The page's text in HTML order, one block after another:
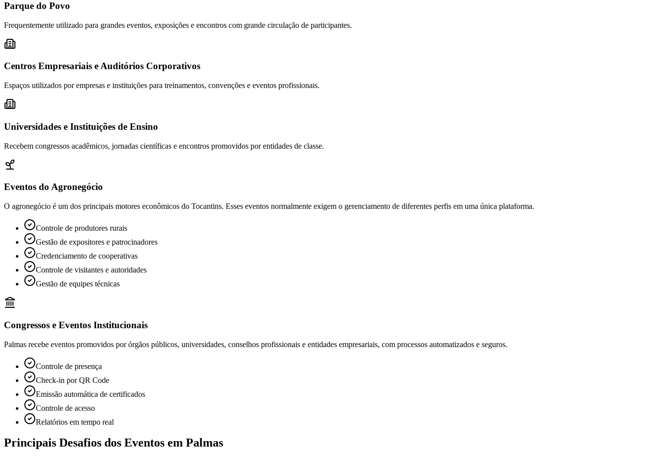
Parque do Povo
Frequentemente utilizado para grandes eventos, exposições e encontros com grande circulação de participantes.
Centros Empresariais e Auditórios Corporativos
Espaços utilizados por empresas e instituições para treinamentos, convenções e eventos profissionais.
Universidades e Instituições de Ensino
Recebem congressos acadêmicos, jornadas científicas e encontros promovidos por entidades de classe.
Eventos do Agronegócio
O agronegócio é um dos principais motores econômicos do Tocantins. Esses eventos normalmente exigem o gerenciamento de diferentes perfis em uma única plataforma.
Controle de produtores rurais
Gestão de expositores e patrocinadores
Credenciamento de cooperativas
Controle de visitantes e autoridades
Gestão de equipes técnicas
Congressos e Eventos Institucionais
Palmas recebe eventos promovidos por órgãos públicos, universidades, conselhos profissionais e entidades empresariais, com processos automatizados e seguros.
Controle de presença
Check-in por QR Code
Emissão automática de certificados
Controle de acesso
Relatórios em tempo real
Principais Desafios dos Eventos em Palmas